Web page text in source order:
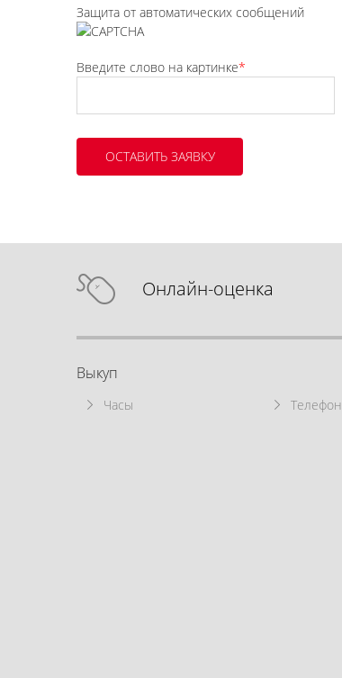
Защита от автоматических сообщений
Введите слово на картинке*
Онлайн-оценка
Выкуп
Часы Телефон